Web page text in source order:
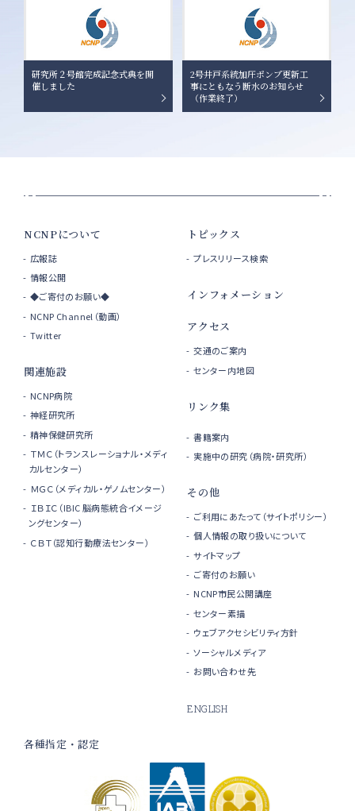
研究所２号館完成記念式典を開
催しました
2号井戸系統加圧ポンプ更新工
事にともなう断水のお知らせ
（作業終了）
NCNPについて
広報誌
情報公開
◆ご寄付のお願い◆
NCNP Channel（動画）
Twitter
関連施設
NCNP病院
神経研究所
精神保健研究所
ＴＭＣ（トランスレーショナル・メディ
カルセンター）
ＭＧＣ（メディカル・ゲノムセンター）
ＩＢＩＣ（IBIC 脳病態統合イメージ
ングセンター）
ＣＢＴ（認知行動療法センター）
トピックス
プレスリリース検索
インフォメーション
アクセス
交通のご案内
センター内地図
リンク集
書籍案内
実施中の研究（病院・研究所）
その他
ご利用にあたって（サイトポリシー）
個人情報の取り扱いについて
サイトマップ
ご寄付のお願い
NCNP市民公開講座
センター素描
ウェブアクセシビリティ方針
ソーシャルメディア
お問い合わせ先
ENGLISH
各種指定・認定